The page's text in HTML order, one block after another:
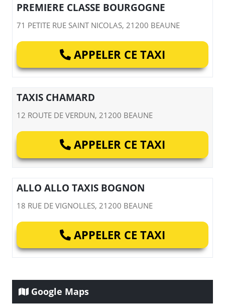
PREMIERE CLASSE BOURGOGNE
71 PETITE RUE SAINT NICOLAS, 21200 BEAUNE
APPELER CE TAXI
TAXIS CHAMARD
12 ROUTE DE VERDUN, 21200 BEAUNE
APPELER CE TAXI
ALLO ALLO TAXIS BOGNON
18 RUE DE VIGNOLLES, 21200 BEAUNE
APPELER CE TAXI
Google Maps